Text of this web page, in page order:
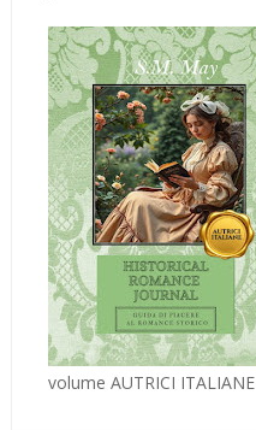
volume AUTRICI ITALIANE